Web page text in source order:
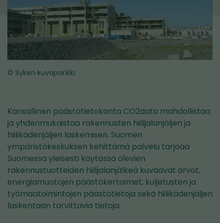
© Syken kuvapankki
Kansallinen päästötietokanta CO2data mahdollistaa
ja yhdenmukaistaa rakennusten hiilijalanjäljen ja
hiilikädenjäljen laskemisen. Suomen
ympäristökeskuksen kehittämä palvelu tarjoaa
Suomessa yleisesti käytössä olevien
rakennustuotteiden hiilijalanjälkeä kuvaavat arvot,
energiamuotojen päästökertoimet, kuljetusten ja
työmaatoimintojen päästötietoja sekä hiilikädenjäljen
laskentaan tarvittavia tietoja.